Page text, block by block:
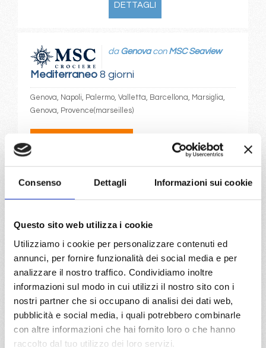
Consenso Dettagli Informazioni sui cookie
Questo sito web utilizza i cookie
Utilizziamo i cookie per personalizzare contenuti ed
annunci, per fornire funzionalità dei social media e per
analizzare il nostro traffico. Condividiamo inoltre
informazioni sul modo in cui utilizzi il nostro sito con i
nostri partner che si occupano di analisi dei dati web,
pubblicità e social media, i quali potrebbero combinarle
con altre informazioni che hai fornito loro o che hanno
raccolto dal tuo utilizzo dei loro servizi.
DETTAGLI
Mediterraneo8 giorni
da Genovacon MSC Seaview
Genova, Napoli, Palermo, Valletta, Barcellona, Marsiglia,
Genova, Provence(marseilles)
a partire da
€ 663
DETTAGLI
Transoceaniche 13 giorni
daGenovaconMSC Divina
Genova, Tarragona, Tenerife, Salvador de bahia